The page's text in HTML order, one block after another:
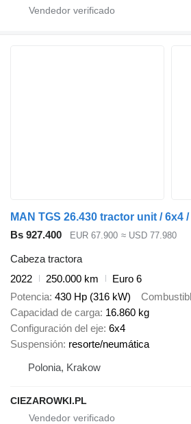
MAN TGS 26.430 tractor unit / 6x4 /
Bs 927.400
EUR 67.900 ≈ USD 77.980
Cabeza tractora
2022
250.000 km
Euro 6
Potencia 430 Hp (316 kW)
Capacidad de carga 16.860 kg
Configuración del eje 6x4
Suspensión resorte/neumática
Polonia, Krakow
CIEZAROWKI.PL